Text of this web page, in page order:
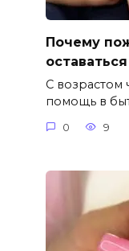
Почему
С возрастом
помощь в
0 9